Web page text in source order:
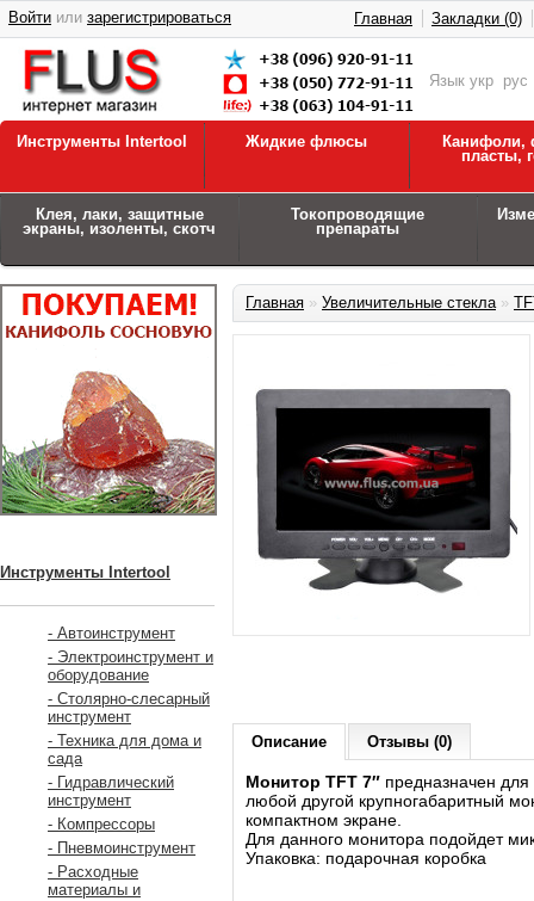
Язык укр рус
Войти или зарегистрироваться Главная Закладки (0)
Инструменты Intertool Жидкие флюсы
Канифоли,
пласты,
Клея, лаки, защитные
экраны, изоленты, скотч
Токопроводящие
препараты
Инструменты Intertool
- Автоинструмент
- Электроинструмент и
оборудование
- Столярно-слесарный
инструмент
- Техника для дома и
сада
- Гидравлический
инструмент
- Компрессоры
- Пневмоинструмент
- Расходные
материалы и
Главная » Увеличительные стекла»
Описание Отзывы (0)
Монитор TFT 7″ предназначен для
любой другой крупногабаритный
компактном экране.
Для данного монитора подойдет
Упаковка: подарочная коробка